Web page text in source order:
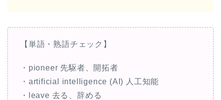
【単語・熟語チェック】
・pioneer 先駆者、開拓者
・artificial intelligence (AI) 人工知能
・leave 去る、辞める